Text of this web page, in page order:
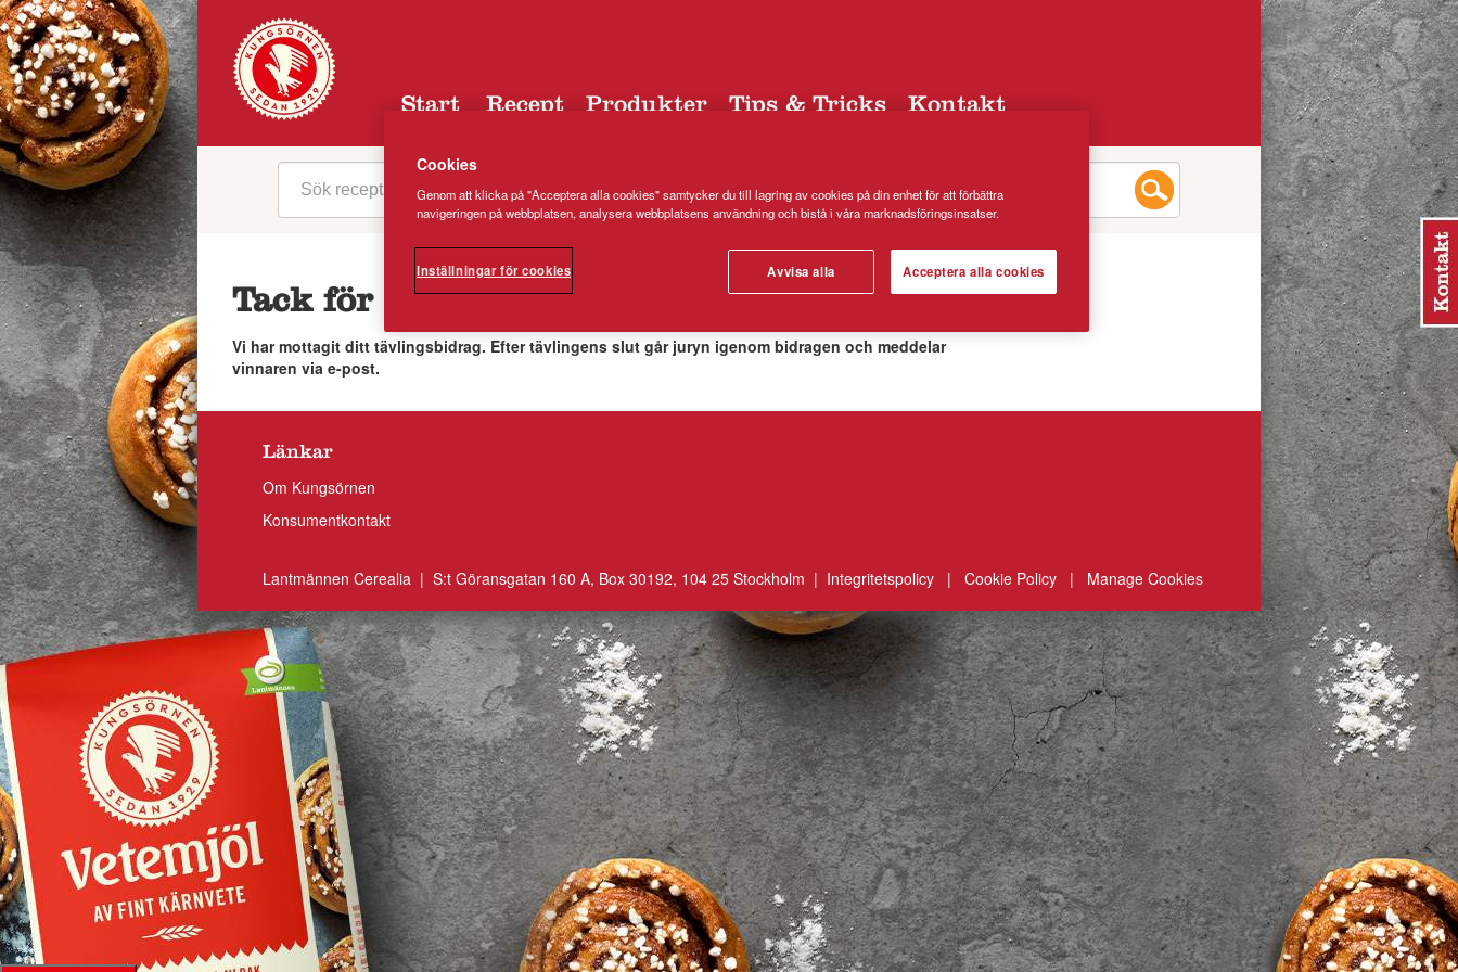
Start Recept Produkter Tips & Tricks Kontakt
Tack för att du tävlar med Kungsörnen!
Vi har mottagit ditt tävlingsbidrag. Efter tävlingens slut går juryn igenom bidragen och meddelar
vinnaren via e-post.
Länkar
Om Kungsörnen
Konsumentkontakt
Lantmännen Cerealia | S:t Göransgatan 160 A, Box 30192, 104 25 Stockholm | Integritetspolicy | Cookie Policy| Manage Cookies
Cookies
Genom att klicka på "Acceptera alla cookies" samtycker du till lagring av cookies på din enhet för att förbättra
navigeringen på webbplatsen, analysera webbplatsens användning och bistå i våra marknadsföringsinsatser.
Inställningar för cookies Avvisa alla Acceptera alla cookies